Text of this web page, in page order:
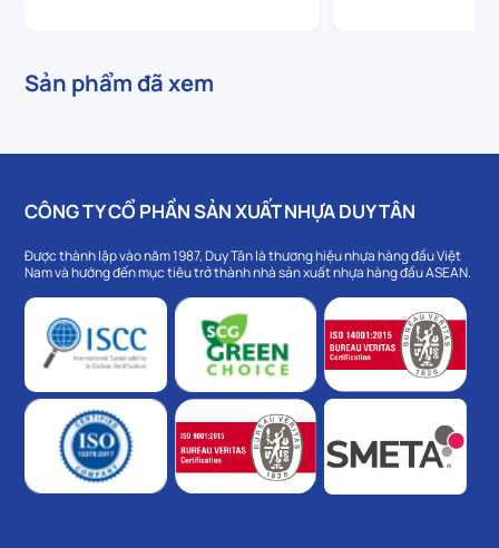
Sản phẩm đã xem
CÔNG TY CỔ PHẦN SẢN XUẤT NHỰA DUY TÂN
Được thành lập vào năm 1987, Duy Tân là thương hiệu nhựa hàng đầu Việt
Nam và hướng đến mục tiêu trở thành nhà sản xuất nhựa hàng đầu ASEAN.